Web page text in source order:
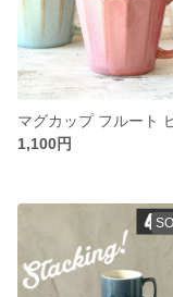
1,100円